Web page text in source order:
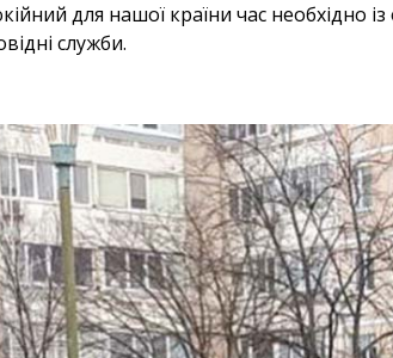
для нашої країни час необхідно
служби.